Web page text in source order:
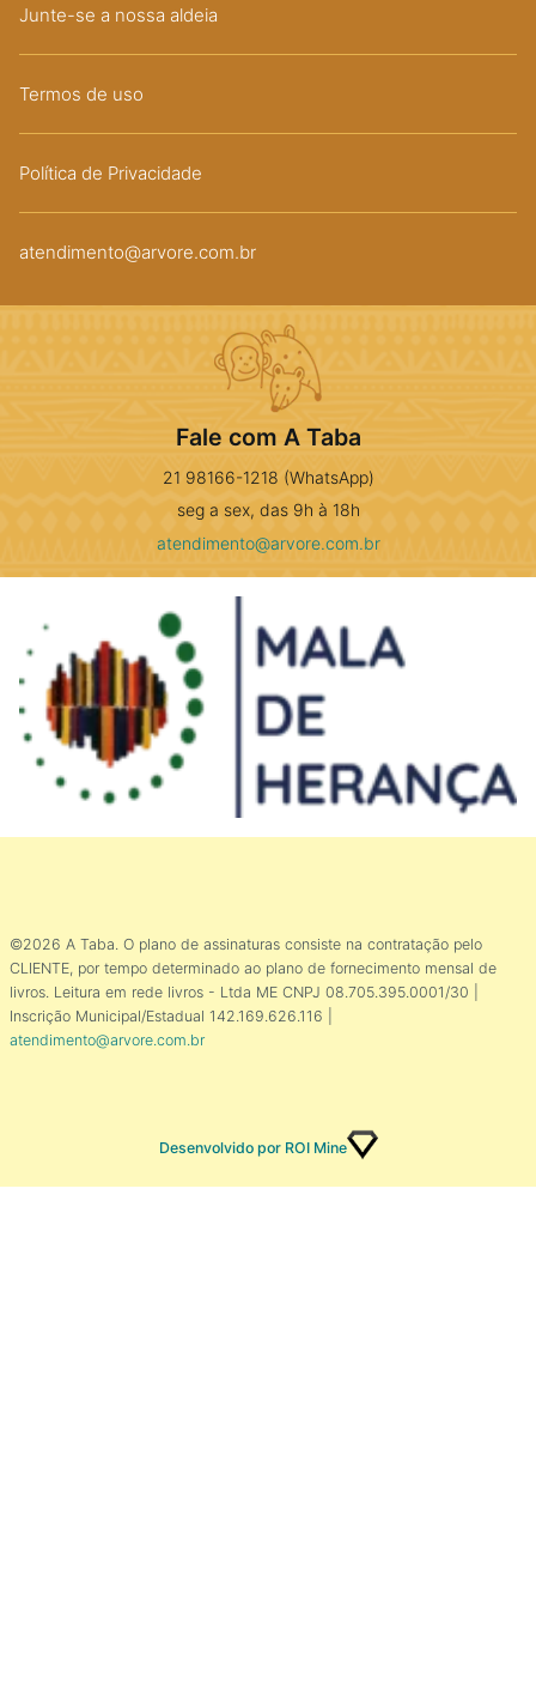
Junte-se a nossa aldeia
Termos de uso
Política de Privacidade
atendimento@arvore.com.br
Fale com A Taba
21 98166-1218 (WhatsApp)
seg a sex, das 9h à 18h
atendimento@arvore.com.br
©2026 A Taba. O plano de assinaturas consiste na contratação pelo
CLIENTE, por tempo determinado ao plano de fornecimento mensal de
livros. Leitura em rede livros - Ltda ME CNPJ 08.705.395.0001/30 |
Inscrição Municipal/Estadual 142.169.626.116 |
atendimento@arvore.com.br
Desenvolvido por ROI Mine